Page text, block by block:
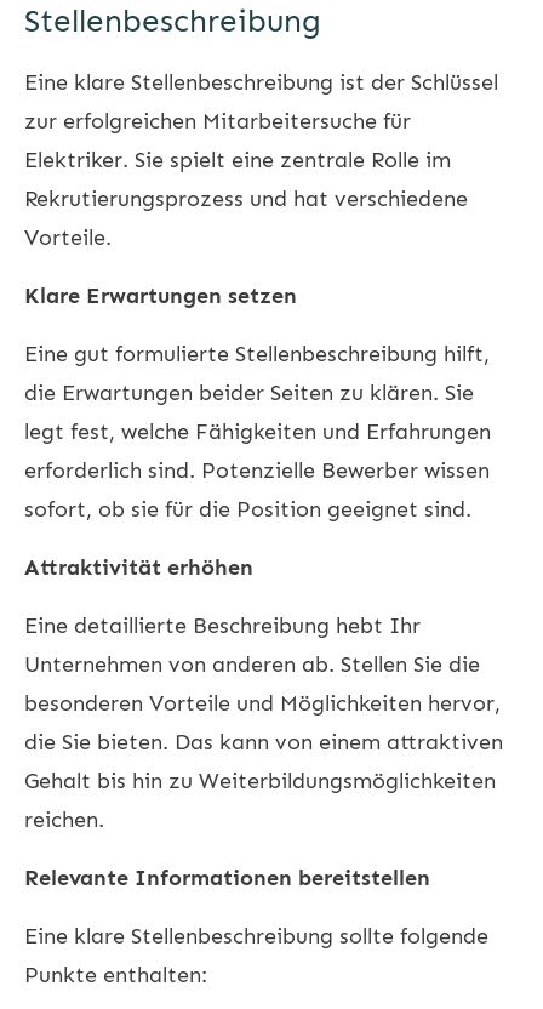
Stellenbeschreibung
Eine klare Stellenbeschreibung ist der Schlüssel
zur erfolgreichen Mitarbeitersuche für
Elektriker. Sie spielt eine zentrale Rolle im
Rekrutierungsprozess und hat verschiedene
Vorteile.
Klare Erwartungen setzen
Eine gut formulierte Stellenbeschreibung hilft,
die Erwartungen beider Seiten zu klären. Sie
legt fest, welche Fähigkeiten und Erfahrungen
erforderlich sind. Potenzielle Bewerber wissen
sofort, ob sie für die Position geeignet sind.
Attraktivität erhöhen
Eine detaillierte Beschreibung hebt Ihr
Unternehmen von anderen ab. Stellen Sie die
besonderen Vorteile und Möglichkeiten hervor,
die Sie bieten. Das kann von einem attraktiven
Gehalt bis hin zu Weiterbildungsmöglichkeiten
reichen.
Relevante Informationen bereitstellen
Eine klare Stellenbeschreibung sollte folgende
Punkte enthalten: